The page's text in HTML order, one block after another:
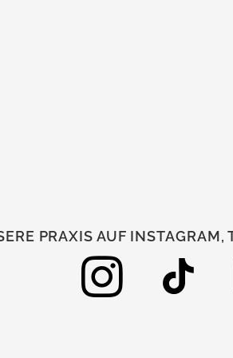
PRAXIS AUF INSTAGRAM,